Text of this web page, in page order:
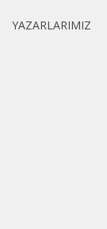
YAZARLARIMIZ